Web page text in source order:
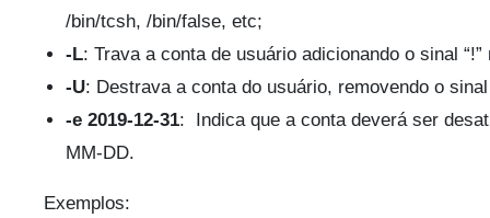
/bin/tcsh, /bin/false, etc;
-L: Trava a conta de usuário adicionando o sinal “!”
-U: Destrava a conta do usuário, removendo o sinal
-e 2019-12-31: Indica que a conta deverá ser
MM-DD.
Exemplos: